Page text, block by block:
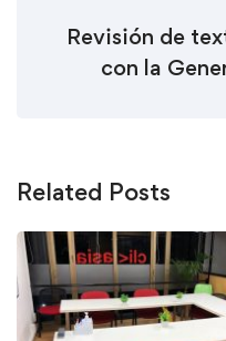
Revisión de
con la
Related Posts